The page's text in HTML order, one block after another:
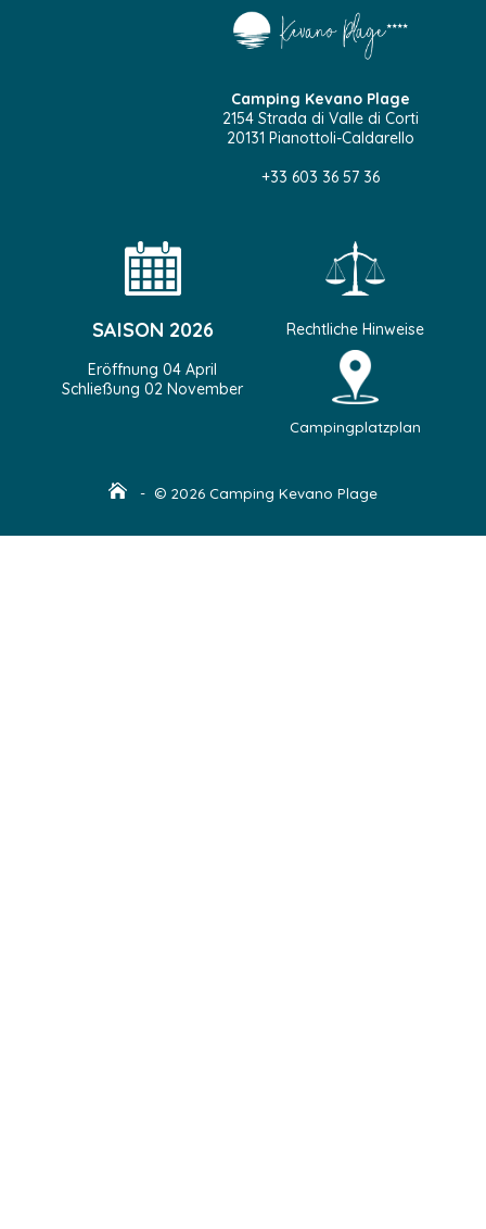
Camping Kevano Plage
2154 Strada di Valle di Corti
20131 Pianottoli-Caldarello
+33 603 36 57 36
SAISON 2026
Eröffnung 04 April
Schließung 02 November
Rechtliche Hinweise
Campingplatzplan
- © 2026 Camping Kevano Plage